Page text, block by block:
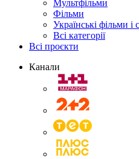
Мультфільми
Фільми
Українські фільми і
Всі категорії
Всі проєкти
Канали